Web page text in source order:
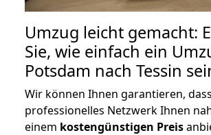
Umzug leicht gemacht:
Sie, wie einfach ein
Potsdam nach Tessin
Wir können Ihnen garantieren,
professionelles Netzwerk Ihnen
einem kostengünstigen Preis